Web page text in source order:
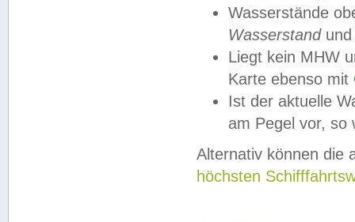
Wasserstände
Wasserstandund
Liegt kein MHW
Karte ebenso mit
Ist der aktuelle
am Pegel vor,
Alternativ können die
höchsten